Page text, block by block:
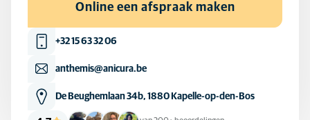
Online een afspraak maken
+32 15 63 32 06
anthemis@anicura.be
De Beughemlaan 34b, 1880 Kapelle-op-den-Bos